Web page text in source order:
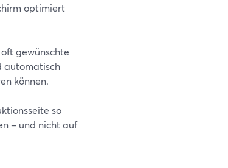
optimiert
gewünschte
automatisch
können.
so
– und nicht auf